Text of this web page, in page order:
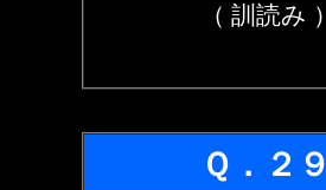
（ 訓読み ）
Ｑ．２９